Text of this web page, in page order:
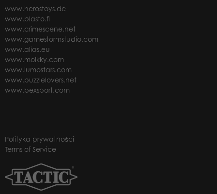
www.herostoys.de
www.plasto.fi
www.crimescene.net
www.gamestormstudio.com
www.alias.eu
www.molkky.com
www.lumostars.com
www.puzzlelovers.net
www.bexsport.com
Polityka prywatności
Terms of Service